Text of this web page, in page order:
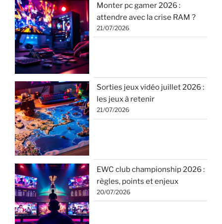
Monter pc gamer 2026 :
attendre avec la crise RAM ?
21/07/2026
Sorties jeux vidéo juillet 2026 :
les jeux à retenir
21/07/2026
EWC club championship 2026 :
règles, points et enjeux
20/07/2026